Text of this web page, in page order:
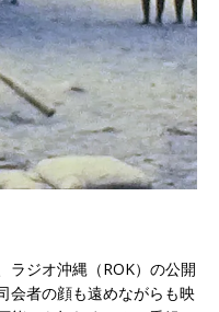
ラジオ沖縄（ROK）の公開
会者の顔も遠めながらも映